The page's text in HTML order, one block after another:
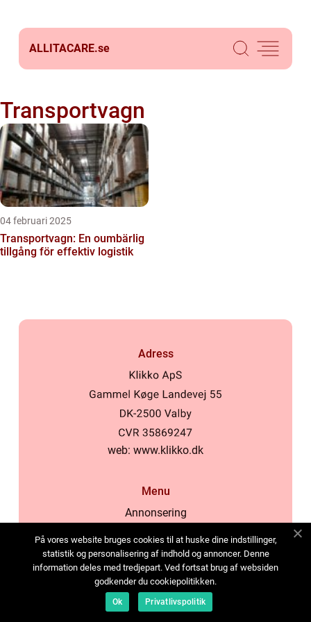
ALLITACARE.se
Transportvagn
04 februari 2025
Transportvagn: En oumbärlig
tillgång för effektiv logistik
Adress
web: www.klikko.dk
Menu
Annonsering
Cookies
Kontakta oss
Sitemap
På vores website bruges cookies til at huske dine indstillinger,
statistik og personalisering af indhold og annoncer. Denne
information deles med tredjepart. Ved fortsat brug af websiden
godkender du cookiepolitikken.
Ok Privatlivspolitik